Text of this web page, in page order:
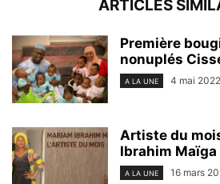
ARTICLES
Première
nonuplés
A LA UNE 4 mai 2022
Artiste du
Ibrahim Maïga
A LA UNE 16 mars